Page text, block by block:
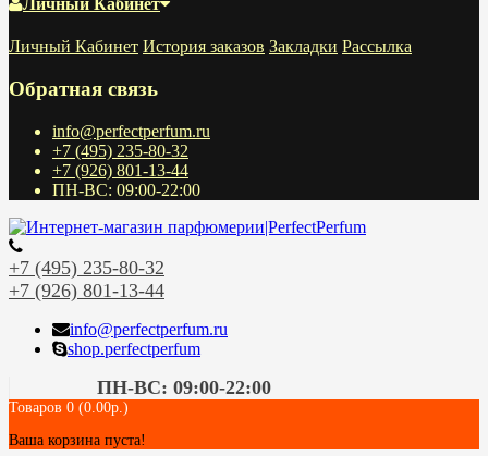
Личный Кабинет История заказов Закладки Рассылка
Обратная связь
info@perfectperfum.ru
+7 (495) 235-80-32
+7 (926) 801-13-44
ПН-ВС: 09:00-22:00
+7 (495) 235-80-32
+7 (926) 801-13-44
info@perfectperfum.ru
shop.perfectperfum
ПН-ВС: 09:00-22:00
Товаров 0 (0.00р.)
Ваша корзина пуста!